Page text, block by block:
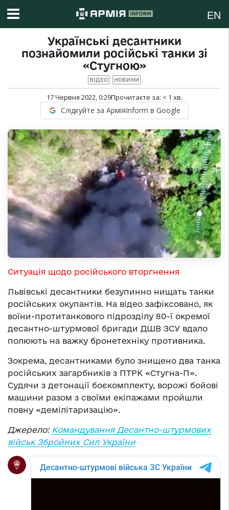
EN
Українські десантники
познайомили російські танки зі
«Стугною»
ВІДЕО НОВИНИ
17 Червня 2022, 0:29Прочитаєте за: < 1 хв.
Слідкуйте за АрміяInform в Google
Ситуація щодо російського вторгнення
Львівські десантники безупинно нищать танки
російських окупантів. На відео зафіксовано, як
воїни-протитанкового підрозділу 80-ї окремої
десантно-штурмової бригади ДШВ ЗСУ вдало
полюють на важку бронетехніку противника.
Зокрема, десантниками було знищено два танка
російських загарбників з ПТРК «Стугна-П».
Судячи з детонації боєкомплекту, ворожі бойові
машини разом з своїми екіпажами пройшли
повну «демілітаризацію».
Джерело: Командування Десантно-штурмових
військ Збройних Сил України